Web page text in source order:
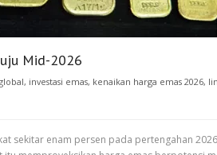
Mid-2026
, investasi emas, kenaikan harga emas 2026,
sekitar enam persen pada pertengahan